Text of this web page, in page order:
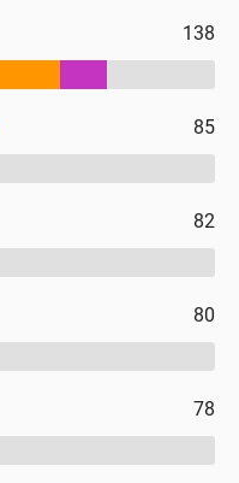
138
85
82
80
78